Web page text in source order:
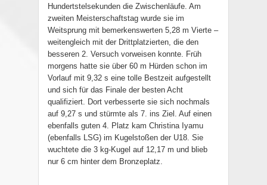
Hundertstelsekunden die Zwischenläufe. Am
zweiten Meisterschaftstag wurde sie im
Weitsprung mit bemerkenswerten 5,28 m Vierte –
weitengleich mit der Drittplatzierten, die den
besseren 2. Versuch vorweisen konnte. Früh
morgens hatte sie über 60 m Hürden schon im
Vorlauf mit 9,32 s eine tolle Bestzeit aufgestellt
und sich für das Finale der besten Acht
qualifiziert. Dort verbesserte sie sich nochmals
auf 9,27 s und stürmte als 7. ins Ziel. Auf einen
ebenfalls guten 4. Platz kam Christina Iyamu
(ebenfalls LSG) im Kugelstoßen der U18. Sie
wuchtete die 3 kg-Kugel auf 12,17 m und blieb
nur 6 cm hinter dem Bronzeplatz.